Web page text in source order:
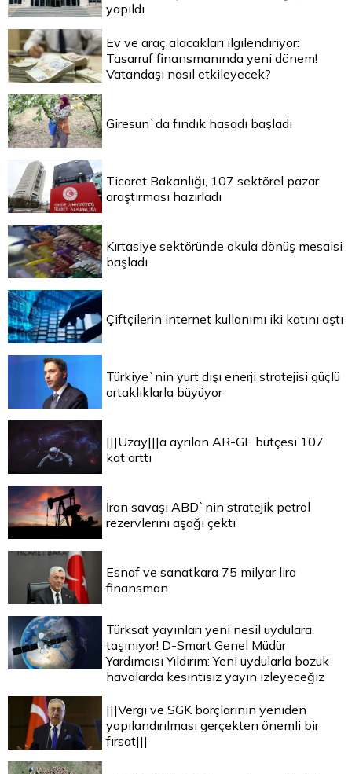
yapıldı
Ev ve araç alacakları ilgilendiriyor:
Tasarruf finansmanında yeni dönem!
Vatandaşı nasıl etkileyecek?
Giresun`da fındık hasadı başladı
Ticaret Bakanlığı, 107 sektörel pazar
araştırması hazırladı
Kırtasiye sektöründe okula dönüş mesaisi
başladı
Çiftçilerin internet kullanımı iki katını aştı
Türkiye`nin yurt dışı enerji stratejisi güçlü
ortaklıklarla büyüyor
|||Uzay|||a ayrılan AR-GE bütçesi 107
kat arttı
İran savaşı ABD`nin stratejik petrol
rezervlerini aşağı çekti
Esnaf ve sanatkara 75 milyar lira
finansman
Türksat yayınları yeni nesil uydulara
taşınıyor! D-Smart Genel Müdür
Yardımcısı Yıldırım: Yeni uydularla bozuk
havalarda kesintisiz yayın izleyeceğiz
|||Vergi ve SGK borçlarının yeniden
yapılandırılması gerçekten önemli bir
fırsat|||